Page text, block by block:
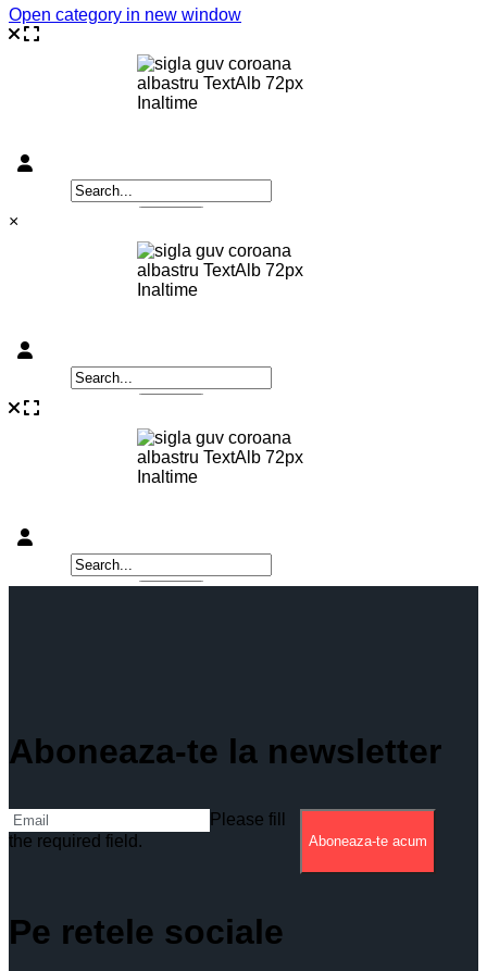
Open category in new window
×
Aboneaza-te la newsletter
Please fill
the required field.
Aboneaza-te acum
Pe retele sociale